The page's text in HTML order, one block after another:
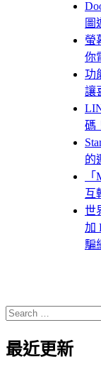
圖
螢
你
功
讓
碼
的
互
世
加
騙
Search
for:
最近更新